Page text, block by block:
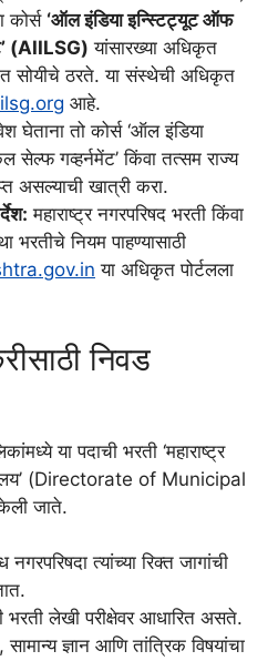
कोर्स ‘ऑल इंडिया इन्स्टिट्यूट ऑफ
(AIILSG) यांसारख्या अधिकृत
सोयीचे ठरते. या संस्थेची अधिकृत
आहे.
घेताना तो कोर्स ‘ऑल इंडिया
गव्हर्नमेंट’ किंवा तत्सम राज्य
असल्याची खात्री करा.
महाराष्ट्र नगरपरिषद भरती किंवा
भरतीचे नियम पाहण्यासाठी
या अधिकृत पोर्टलला
निवड
या पदाची भरती ‘महाराष्ट्र
(Directorate of Municipal
जाते.
नगरपरिषदा त्यांच्या रिक्त जागांची
भरती लेखी परीक्षेवर आधारित असते.
सामान्य ज्ञान आणि तांत्रिक विषयांचा